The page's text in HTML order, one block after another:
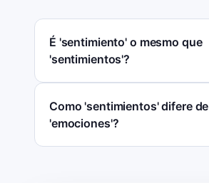
É 'sentimiento' o mesmo que
'sentimientos'?
Como 'sentimientos' difere de
'emociones'?